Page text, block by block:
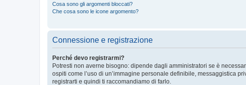
Cosa sono gli argomenti bloccati?
Che cosa sono le icone argomento?
Connessione e registrazione
Perché devo registrarmi?
Potresti non averne bisogno: dipende dagli amministratori se è
ospiti come l’uso di un’immagine personale definibile, messaggistica
registrarti e quindi ti raccomandiamo di farlo.